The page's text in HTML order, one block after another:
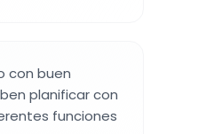
con buen
planificar con
funciones